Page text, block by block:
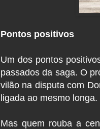
Pontos positivos
Um dos pontos
passados da saga. O
vilão na disputa com
ligada ao mesmo longa.
Mas quem rouba a